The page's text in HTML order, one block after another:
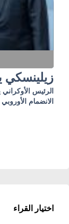
زيلينسكي
الرئيس
الانضمام
اختيار القراء